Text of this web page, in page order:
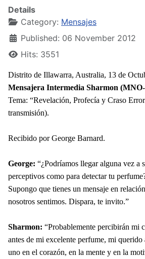
Details
Category: Mensajes
Published: 06 November 2012
Hits: 3551
Distrito de Illawarra, Australia, 13 de
Mensajera Intermedia Sharmon
Tema: “Revelación, Profecía y Craso
transmisión).
Recibido por George Barnard.
George: “¿Podríamos llegar alguna vez a
perceptivos como para detectar tu
Supongo que tienes un mensaje en
nosotros sentimos. Dispara, te invito.”
Sharmon: “Probablemente percibirán mi
antes de mi excelente perfume, mi
uno en el corazón, en la mente y en la